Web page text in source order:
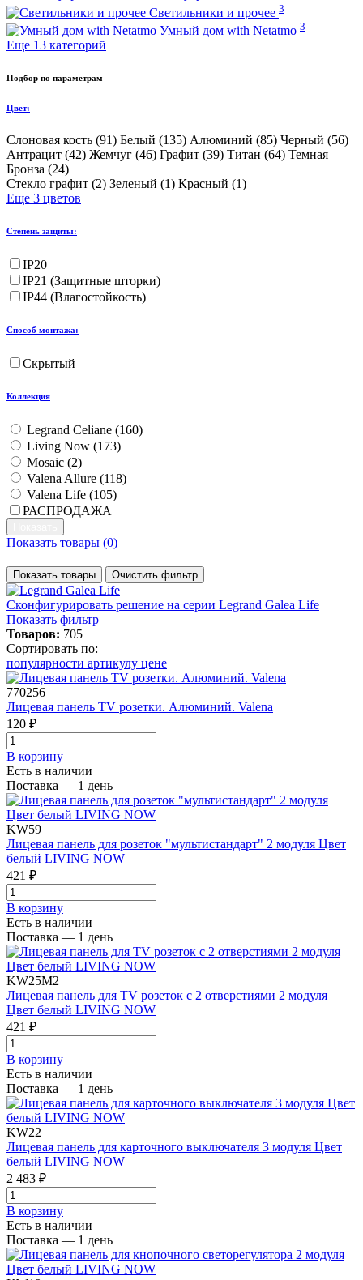
Светильники и прочее 3
Умный дом with Netatmo 3
Еще 13 категорий
Подбор по параметрам
Цвет:
Слоновая кость (91) Белый (135) Алюминий (85) Черный (56)
Антрацит (42) Жемчуг (46) Графит (39) Титан (64) Темная
Бронза (24)
Стекло графит (2) Зеленый (1) Красный (1)
Еще 3 цветов
Степень защиты:
IP20
IP21 (Защитные шторки)
IP44 (Влагостойкость)
Способ монтажа:
Скрытый
Коллекция
Legrand Celiane (160)
Living Now (173)
Mosaic (2)
Valena Allure (118)
Valena Life (105)
РАСПРОДАЖА
Показать товары (0)
Показать товары Очистить фильтр
Сконфигурировать решение на серии Legrand Galea Life
Показать фильтр
Товаров: 705
Сортировать по:
популярности артикулу цене
770256
Лицевая панель TV розетки. Алюминий. Valena
120 ₽
В корзинy
Есть в наличии
Поставка — 1 день
KW59
Лицевая панель для розеток "мультистандарт" 2 модуля Цвет
белый LIVING NOW
421 ₽
В корзинy
Есть в наличии
Поставка — 1 день
KW25M2
Лицевая панель для TV розеток с 2 отверстиями 2 модуля
Цвет белый LIVING NOW
421 ₽
В корзинy
Есть в наличии
Поставка — 1 день
KW22
Лицевая панель для карточного выключателя 3 модуля Цвет
белый LIVING NOW
2 483 ₽
В корзинy
Есть в наличии
Поставка — 1 день